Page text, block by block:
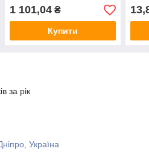
1 101,04₴
Купити
за рік
Україна